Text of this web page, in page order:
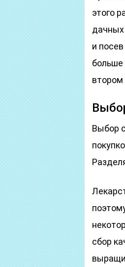
этого
дачных
и
больше
втором
Выбор
сбор